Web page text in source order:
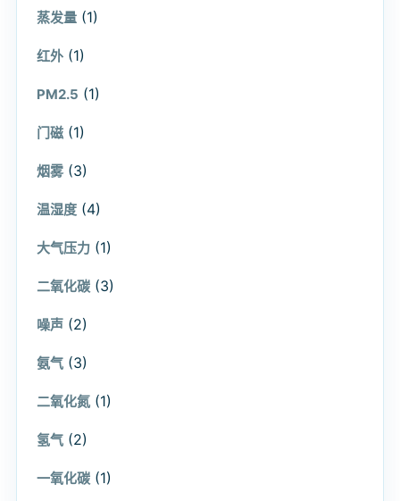
蒸发量 (1)
红外 (1)
PM2.5 (1)
门磁 (1)
烟雾 (3)
温湿度 (4)
大气压力 (1)
二氧化碳 (3)
噪声 (2)
氨气 (3)
二氧化氮 (1)
氢气 (2)
一氧化碳 (1)